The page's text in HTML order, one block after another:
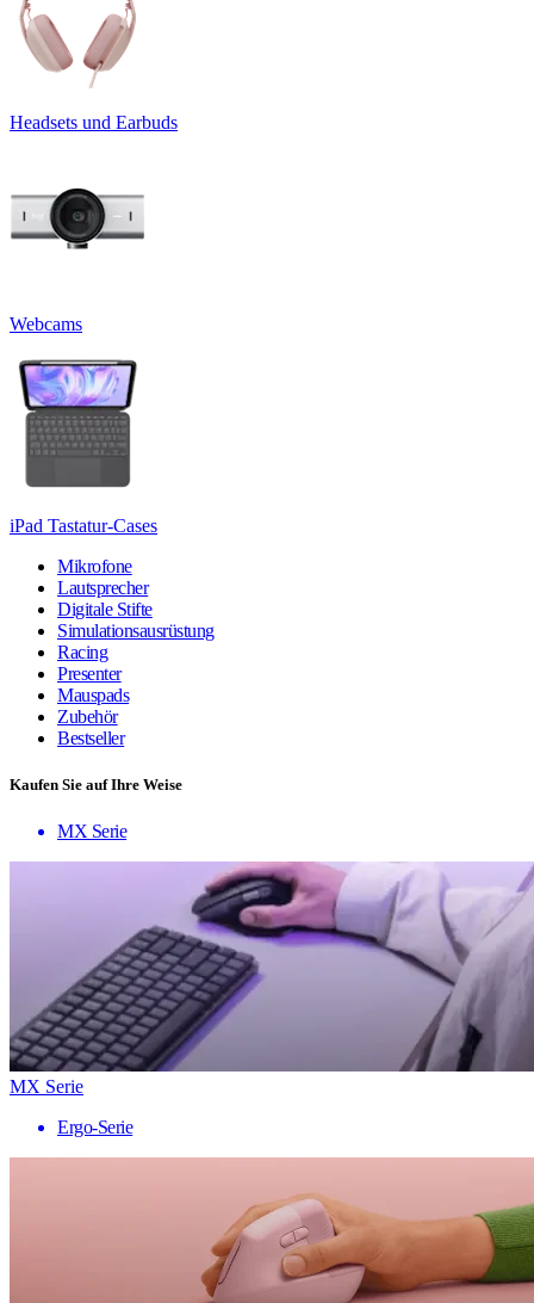
Headsets und Earbuds
Webcams
iPad Tastatur-Cases
Mikrofone
Lautsprecher
Digitale Stifte
Simulationsausrüstung
Racing
Presenter
Mauspads
Zubehör
Bestseller
Kaufen Sie auf Ihre Weise
MX Serie
MX Serie
Ergo-Serie